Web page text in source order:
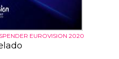
EUROVISION 2020